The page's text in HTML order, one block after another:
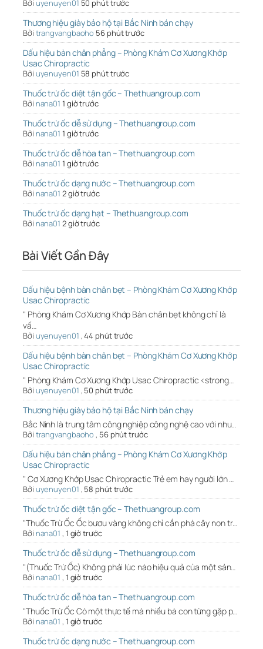
Bởi uyenuyen01 50 phút trước
Thương hiệu giày bảo hộ tại Bắc Ninh bán chạy
Bởi trangvangbaoho 56 phút trước
Dấu hiệu bàn chân phẳng – Phòng Khám Cơ Xương Khớp
Usac Chiropractic
Bởi uyenuyen01 58 phút trước
Thuốc trừ ốc diệt tận gốc – Thethuangroup.com
Bởi nana01 1 giờ trước
Thuốc trừ ốc dễ sử dụng – Thethuangroup.com
Bởi nana01 1 giờ trước
Thuốc trừ ốc dễ hòa tan – Thethuangroup.com
Bởi nana01 1 giờ trước
Thuốc trừ ốc dạng nước – Thethuangroup.com
Bởi nana01 2 giờ trước
Thuốc trừ ốc dạng hạt – Thethuangroup.com
Bởi nana01 2 giờ trước
Bài Viết Gần Đây
Dấu hiệu bệnh bàn chân bẹt – Phòng Khám Cơ Xương Khớp
Usac Chiropractic
" Phòng Khám Cơ Xương Khớp Bàn chân bẹt không chỉ là
vấ…
Bởi uyenuyen01 ,44 phút trước
Dấu hiệu bệnh bàn chân bẹt – Phòng Khám Cơ Xương Khớp
Usac Chiropractic
" Phòng Khám Cơ Xương Khớp Usac Chiropractic <strong…
Bởi uyenuyen01 , 50 phút trước
Thương hiệu giày bảo hộ tại Bắc Ninh bán chạy
Bắc Ninh là trung tâm công nghiệp công nghệ cao với nhu…
Bởi trangvangbaoho , 56 phút trước
Dấu hiệu bàn chân phẳng – Phòng Khám Cơ Xương Khớp
Usac Chiropractic
" Cơ Xương Khớp Usac Chiropractic Trẻ em hay người lớn …
Bởi uyenuyen01 , 58 phút trước
Thuốc trừ ốc diệt tận gốc – Thethuangroup.com
"Thuốc Trừ Ốc Ốc bươu vàng không chỉ cắn phá cây non tr…
Bởi nana01 , 1 giờ trước
Thuốc trừ ốc dễ sử dụng – Thethuangroup.com
"(Thuốc Trừ Ốc) Không phải lúc nào hiệu quả của một sản…
Bởi nana01 , 1 giờ trước
Thuốc trừ ốc dễ hòa tan – Thethuangroup.com
"Thuốc Trừ Ốc Có một thực tế mà nhiều bà con từng gặp p…
Bởi nana01 , 1 giờ trước
Thuốc trừ ốc dạng nước – Thethuangroup.com